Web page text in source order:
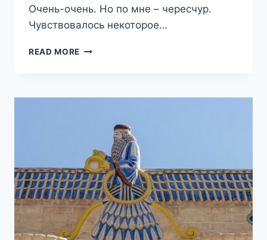
Очень-очень. Но по мне – чересчур.
Чувствовалось некоторое…
READ MORE ПУТЕШЕСТВИЕ
11.
ШИРАЗЕ.
ГОСТИНИЦЫ
И
КРЕПОСТИ.